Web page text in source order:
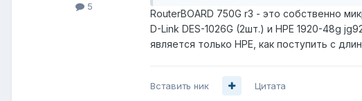
5
RouterBOARD 750G r3 - это собственно
D-Link DES-1026G (2шт.) и HPE 1920-48g
является только HPE, как поступить с
Вставить ник Цитата